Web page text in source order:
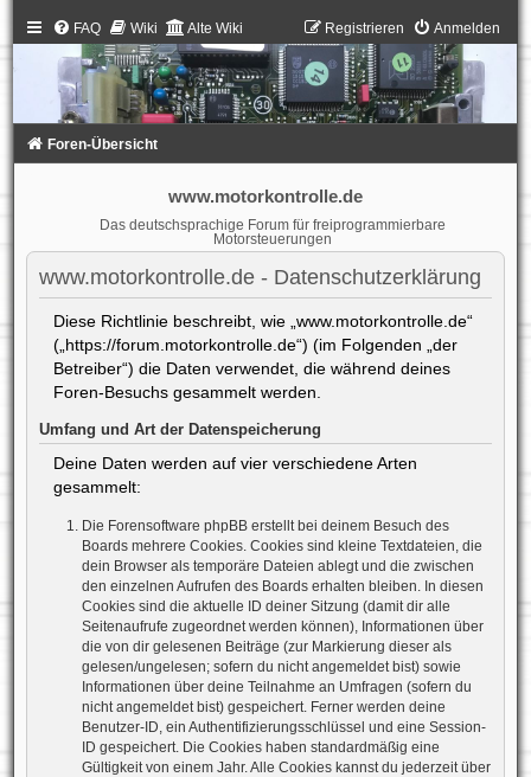
FAQ Wiki Alte Wiki Anmelden
Registrieren
Foren-Übersicht
www.motorkontrolle.de
Das deutschsprachige Forum für freiprogrammierbare
Motorsteuerungen
www.motorkontrolle.de - Datenschutzerklärung
Diese Richtlinie beschreibt, wie „www.motorkontrolle.de“
(„https://forum.motorkontrolle.de“) (im Folgenden „der
Betreiber“) die Daten verwendet, die während deines
Foren-Besuchs gesammelt werden.
Umfang und Art der Datenspeicherung
Deine Daten werden auf vier verschiedene Arten
gesammelt:
Die Forensoftware phpBB erstellt bei deinem Besuch des
Boards mehrere Cookies. Cookies sind kleine Textdateien, die
dein Browser als temporäre Dateien ablegt und die zwischen
den einzelnen Aufrufen des Boards erhalten bleiben. In diesen
Cookies sind die aktuelle ID deiner Sitzung (damit dir alle
Seitenaufrufe zugeordnet werden können), Informationen über
die von dir gelesenen Beiträge (zur Markierung dieser als
gelesen/ungelesen; sofern du nicht angemeldet bist) sowie
Informationen über deine Teilnahme an Umfragen (sofern du
nicht angemeldet bist) gespeichert. Ferner werden deine
Benutzer-ID, ein Authentifizierungsschlüssel und eine Session-
ID gespeichert. Die Cookies haben standardmäßig eine
Gültigkeit von einem Jahr. Alle Cookies kannst du jederzeit über